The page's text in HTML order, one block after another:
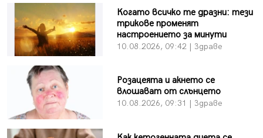
Когато всичко те дразни: тези
трикове променят
настроението за минути
10.08.2026, 09:42 | Здраве
Розацеята и акнето се
влошават от слънцето
10.08.2026, 09:31 | Здраве